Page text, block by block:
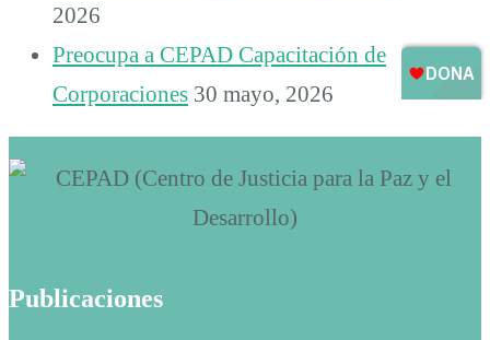
2026
Preocupa a CEPAD Capacitación de
Corporaciones 30 mayo, 2026
Publicaciones